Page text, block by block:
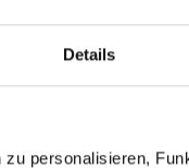
Details
personalisieren,